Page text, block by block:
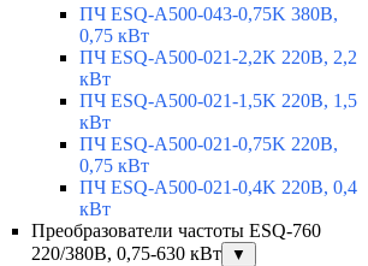
ПЧ ESQ-A500-043-0,75K 380В,
0,75 кВт
ПЧ ESQ-A500-021-2,2K 220В, 2,2
кВт
ПЧ ESQ-A500-021-1,5K 220В, 1,5
кВт
ПЧ ESQ-A500-021-0,75K 220В,
0,75 кВт
ПЧ ESQ-A500-021-0,4K 220В, 0,4
кВт
Преобразователи частоты ESQ-760
220/380В, 0,75-630 кВт
▼